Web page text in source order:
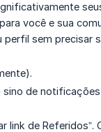
você e sua
perfil sem precisar
de
de Referidos”.